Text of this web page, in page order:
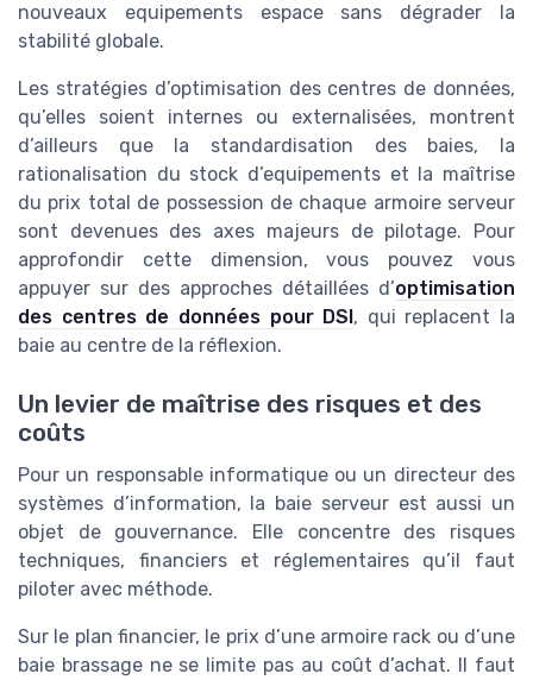
nouveaux equipements espace sans dégrader la
stabilité globale.
Les stratégies d’optimisation des centres de données,
qu’elles soient internes ou externalisées, montrent
d’ailleurs que la standardisation des baies, la
rationalisation du stock d’equipements et la maîtrise
du prix total de possession de chaque armoire serveur
sont devenues des axes majeurs de pilotage. Pour
approfondir cette dimension, vous pouvez vous
appuyer sur des approches détaillées d’optimisation
des centres de données pour DSI , qui replacent la
baie au centre de la réflexion.
Un levier de maîtrise des risques et des
coûts
Pour un responsable informatique ou un directeur des
systèmes d’information, la baie serveur est aussi un
objet de gouvernance. Elle concentre des risques
techniques, financiers et réglementaires qu’il faut
piloter avec méthode.
Sur le plan financier, le prix d’une armoire rack ou d’une
baie brassage ne se limite pas au coût d’achat. Il faut